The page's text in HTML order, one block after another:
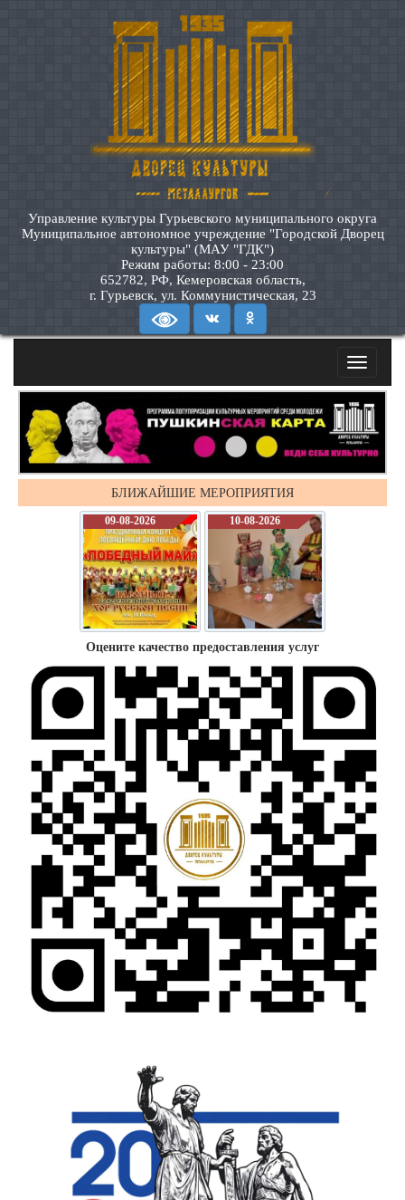
Управление культуры Гурьевского муниципального округа
Муниципальное автономное учреждение "Городской Дворец
культуры" (МАУ "ГДК")
Режим работы: 8:00 - 23:00
652782, РФ, Кемеровская область,
г. Гурьевск, ул. Коммунистическая, 23
Toggle
БЛИЖАЙШИЕ МЕРОПРИЯТИЯ
09-08-2026 10-08-2026
Оцените качество предоставления услуг